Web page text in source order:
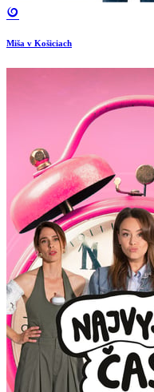
Miša v Košiciach